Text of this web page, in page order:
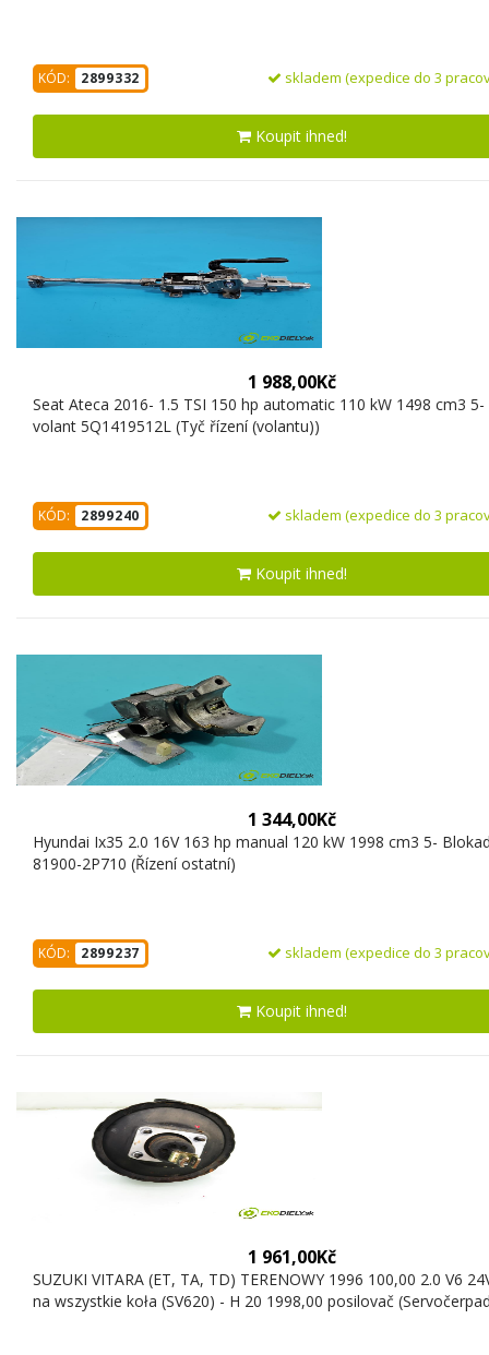
KÓD: 2899332 skladem (expedice do 3
Koupit ihned!
1 988,00Kč
Seat Ateca 2016- 1.5 TSI 150 hp automatic 110 kW 1498 cm3 5-
volant 5Q1419512L (Tyč řízení (volantu))
KÓD: 2899240 skladem (expedice do 3
Koupit ihned!
1 344,00Kč
Hyundai Ix35 2.0 16V 163 hp manual 120 kW 1998 cm3 5-
81900-2P710 (Řízení ostatní)
KÓD: 2899237 skladem (expedice do 3
Koupit ihned!
1 961,00Kč
SUZUKI VITARA (ET, TA, TD) TERENOWY 1996 100,00 2.0 V6
na wszystkie koła (SV620) - H 20 1998,00 posilovač